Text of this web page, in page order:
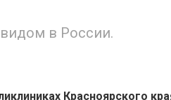
в России.
Красноярского